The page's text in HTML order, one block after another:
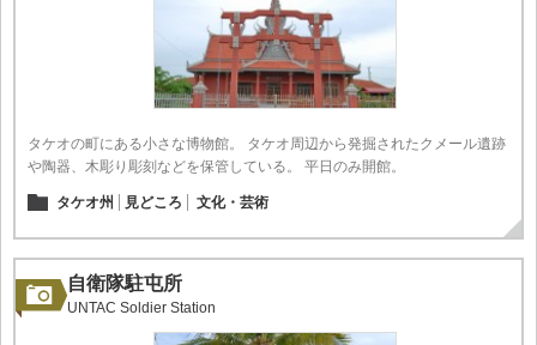
タケオの町にある小さな博物館。 タケオ周辺から発掘されたクメール遺跡
や陶器、木彫り彫刻などを保管している。 平日のみ開館。
タケオ州 見どころ 文化・芸術
自衛隊駐屯所
UNTAC Soldier Station